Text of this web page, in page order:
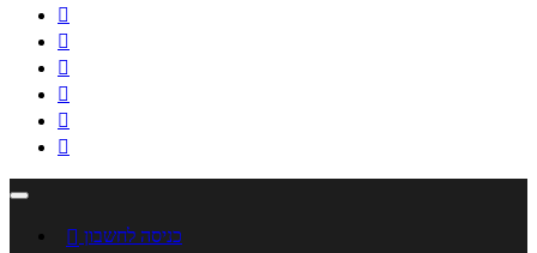






 כניסה לחשבון